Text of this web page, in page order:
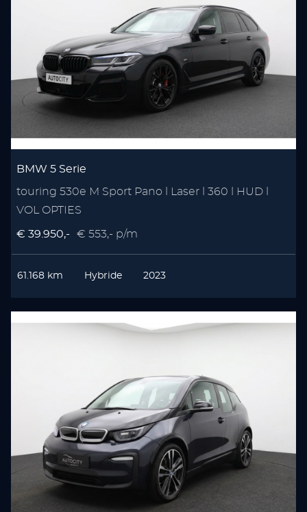
BMW 5 Serie
touring 530e M Sport Pano l Laser l 360 l HUD l
VOL OPTIES
€ 39.950,- € 553,- p/m
61.168 km Hybride 2023